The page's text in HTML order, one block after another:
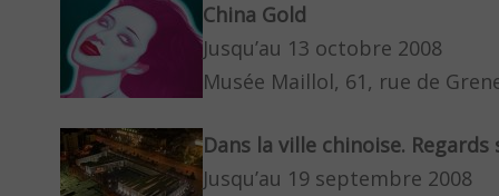
China Gold
Jusqu’au 13 octobre 2008
Musée Maillol, 61, rue de
Dans la ville chinoise.
Jusqu’au 19 septembre 2008